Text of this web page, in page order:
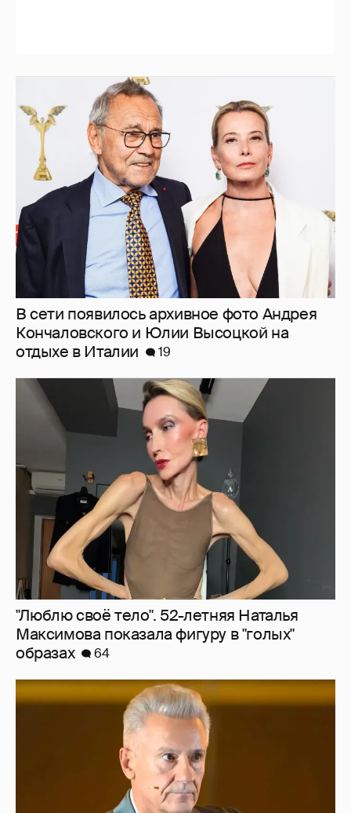
В сети появилось архивное фото Андрея
Кончаловского и Юлии Высоцкой на
отдыхе в Италии
19
"Люблю своё тело". 52-летняя Наталья
Максимова показала фигуру в "голых"
"Сломанные судьбы". Олег Меньшиков
призвал закрыть неэффективные
театральные вузы в России